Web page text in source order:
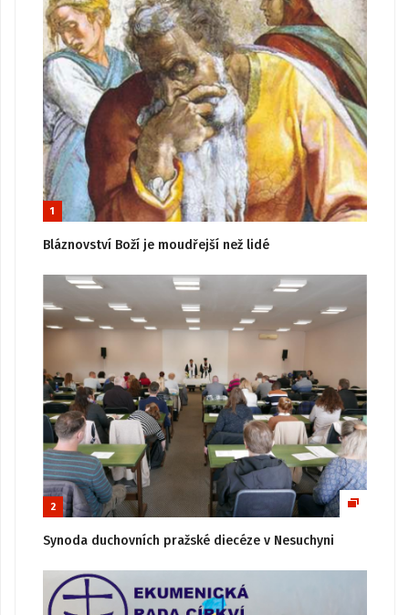
1
Bláznovství Boží je moudřejší než lidé
2
Synoda duchovních pražské diecéze v Nesuchyni